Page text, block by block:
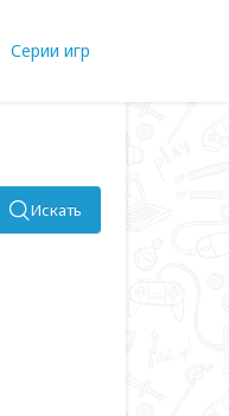
Серии игр
Искать